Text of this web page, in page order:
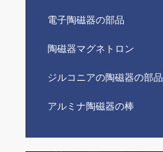
電子陶磁器の部品
陶磁器マグネトロン
ジルコニアの陶磁器の部品
アルミナ陶磁器の棒